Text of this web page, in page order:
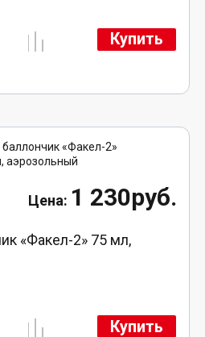
Купить
1 230руб.
«Факел-2» 75 мл,
Купить